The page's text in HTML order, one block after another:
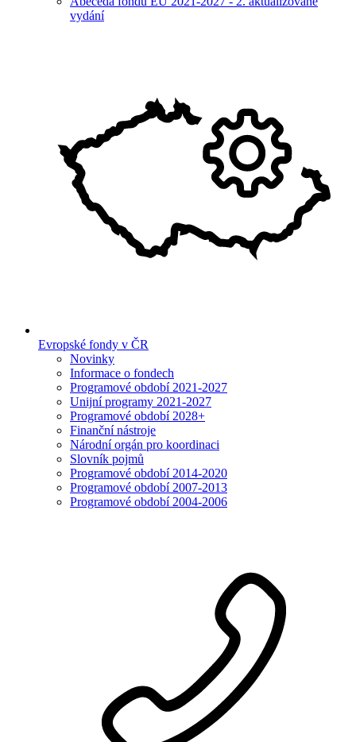
vydání
Evropské fondy v ČR
Novinky
Informace o fondech
Programové období 2021-2027
Unijní programy 2021-2027
Programové období 2028+
Finanční nástroje
Národní orgán pro koordinaci
Slovník pojmů
Programové období 2014-2020
Programové období 2007-2013
Programové období 2004-2006